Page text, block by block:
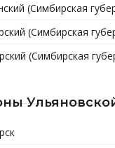
(Симбирская
(Симбирская
(Симбирская